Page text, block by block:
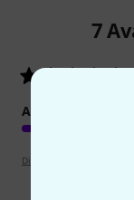
7
ACABAMENTO
Diretrizes de apreciações